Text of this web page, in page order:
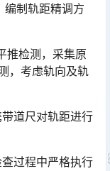
编制轨距精调方
推检测，采集原
，考虑轨向及轨
道尺对轨距进行
过程中严格执行